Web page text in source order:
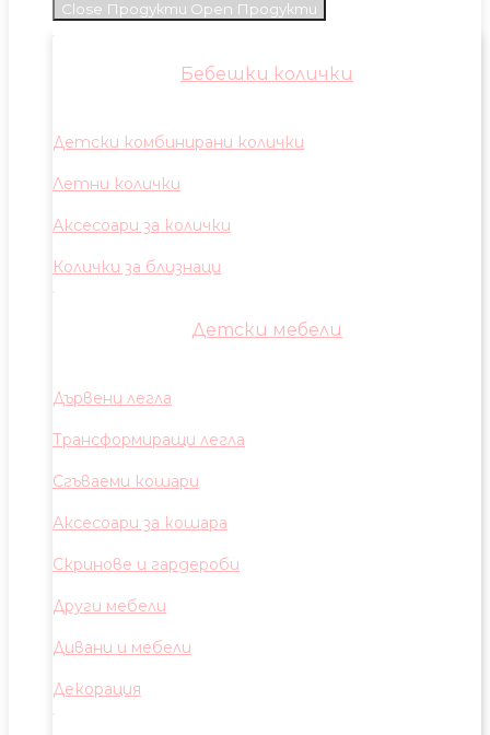
Close Продукти Open Продукти
Бебешки колички
Детски комбинирани колички
Летни колички
Аксесоари за колички
Колички за близнаци
Детски мебели
Дървени легла
Трансформиращи легла
Сгъваеми кошари
Аксесоари за кошара
Скринове и гардероби
Други мебели
Дивани и мебели
Декорация